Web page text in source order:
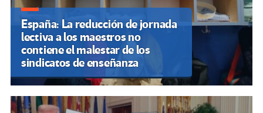
España: La reducción de jornada
lectiva a los maestros no
contiene el malestar de los
sindicatos de enseñanza